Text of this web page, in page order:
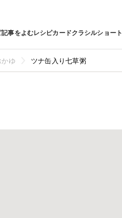
記事をよむレシピカードクラシルショート
かゆ ツナ缶入り七草粥